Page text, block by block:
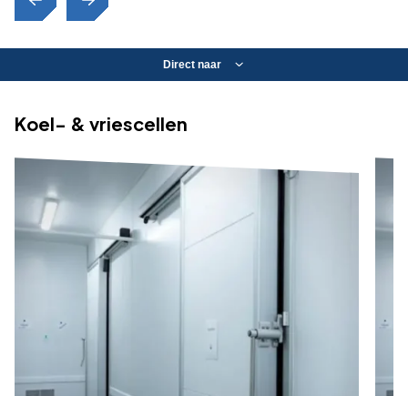
Direct naar
Koel- & vriescellen